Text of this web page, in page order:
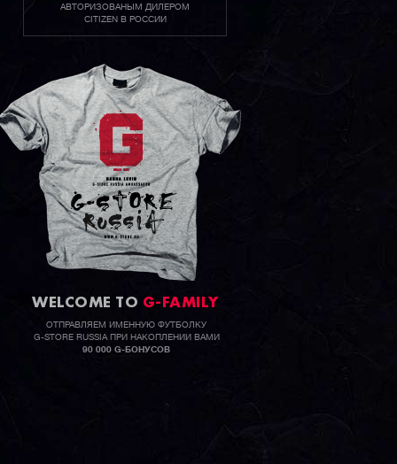
АВТОРИЗОВАНЫМ ДИЛЕРОМ
CITIZEN В РОССИИ
WELCOME TO G-FAMILY
ОТПРАВЛЯЕМ ИМЕННУЮ ФУТБОЛКУ
G-STORE RUSSIA ПРИ НАКОПЛЕНИИ ВАМИ
90 000 G-БОНУСОВ